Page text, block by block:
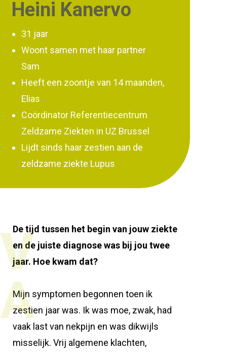
A
V
De tijd tussen het begin van jouw ziekte
en de juiste diagnose was bij jou twee
jaar. Hoe kwam dat?
Mijn symptomen begonnen toen ik
zestien jaar was. Ik was moe, zwak, had
vaak last van nekpijn en was dikwijls
misselijk. Vrij algemene klachten,
Heini Kanervo
31 jaar
Woont samen met haar partner
Sam
Heeft een zoontje van 14 maanden,
Elias
Coördinator Referentiecentrum
Zeldzame Ziekten in UZ Brussel
Lijdt sinds haar zestien aan de
zeldzame ziekte Lupus